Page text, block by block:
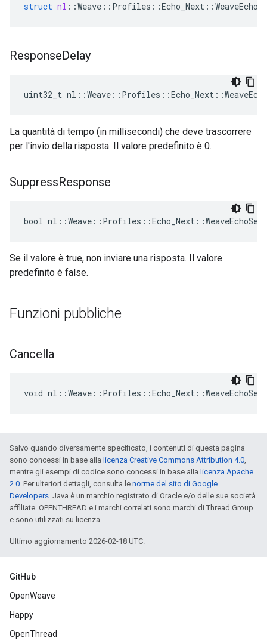
struct nl ::Weave :: Profiles ::Echo_Next ::
ResponseDelay
uint32_t
La quantità di tempo (in millisecondi) che deve trascorrere
per l'invio della risposta. Il valore predefinito è 0.
SuppressResponse
bool
Se il valore è true, non inviare una risposta. Il valore
predefinito è false.
Funzioni pubbliche
Cancella
void
Salvo quando diversamente specificato, i contenuti di questa pagina
sono concessi in base alla licenza Creative Commons Attribution 4.0,
mentre gli esempi di codice sono concessi in base alla licenza Apache
2.0. Per ulteriori dettagli, consulta le norme del sito di Google
Developers. Java è un marchio registrato di Oracle e/o delle sue società
affiliate. OPENTHREAD e i marchi correlati sono marchi di Thread Group
e sono utilizzati su licenza.
Ultimo aggiornamento 2026-02-18 UTC.
GitHub
OpenWeave
Happy
OpenThread